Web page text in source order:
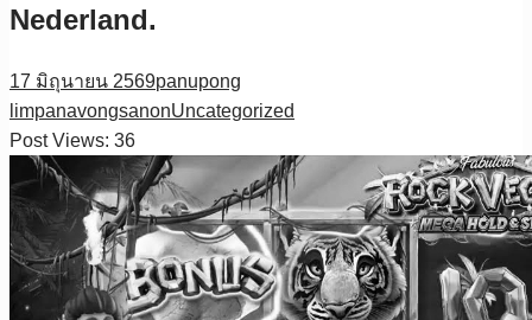
Nederland.
17 มิถุนายน 2569panupong
limpanavongsanonUncategorized
Post Views: 36